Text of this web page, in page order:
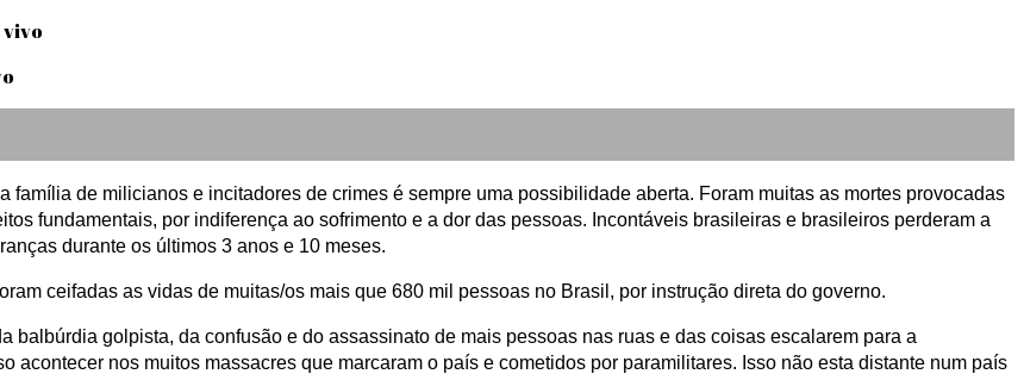
de milicianos e incitadores de crimes é sempre uma possibilidade aberta. Foram muitas as mortes provocadas
fundamentais, por indiferença ao sofrimento e a dor das pessoas. Incontáveis brasileiras e brasileiros perderam a
durante os últimos 3 anos e 10 meses.
ceifadas as vidas de muitas/os mais que 680 mil pessoas no Brasil, por instrução direta do governo.
balbúrdia golpista, da confusão e do assassinato de mais pessoas nas ruas e das coisas escalarem para a
acontecer nos muitos massacres que marcaram o país e cometidos por paramilitares. Isso não esta distante num país